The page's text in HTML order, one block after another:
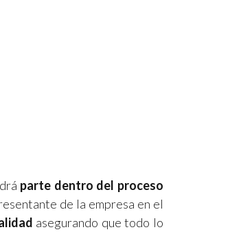
parte dentro del proceso
de la empresa en el
asegurando que todo lo